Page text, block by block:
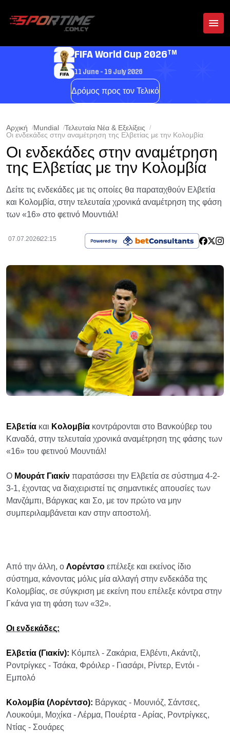
FIFA World Cup 2026TM
11 June - 19 July 2026
Δρόμος προς τον Τελικό
Αρχική Mundial
Τελευταία Νέα & Εξελίξεις
Οι ενδεκάδες στην αναμέτρηση της Ελβετίας με την Κολομβία
Οι ενδεκάδες στην αναμέτρηση
της Ελβετίας με την Κολομβία
Δείτε τις ενδεκάδες με τις οποίες θα παραταχθούν Ελβετία
και Κολομβία, στην τελευταία χρονικά αναμέτρηση της φάση
των «16» στο φετινό Μουντιάλ!
07.07.2026 22:15
Ελβετία και Κολομβία κοντράρονται στο Βανκούβερ του
Καναδά, στην τελευταία χρονικά αναμέτρηση της φάσης των
«16» του φετινού Μουντιάλ!
Ο Μουράτ Γιακίν παρατάσσει την Ελβετία σε σύστημα 4-2-
3-1, έχοντας να διαχειριστεί τις σημαντικές απουσίες των
Μανζάμπι, Βάργκας και Σο, με τον πρώτο να μην
συμπεριλαμβάνεται καν στην αποστολή.
Από την άλλη, ο Λορέντσο επέλεξε και εκείνος ίδιο
σύστημα, κάνοντας μόλις μία αλλαγή στην ενδεκάδα της
Κολομβίας, σε σύγκριση με εκείνη που επέλεξε κόντρα στην
Γκάνα για τη φάση των «32».
Οι ενδεκάδες:
Ελβετία (Γιακίν): Κόμπελ - Ζακάρια, Ελβέντι, Ακάντζι,
Ροντρίγκες - Τσάκα, Φρόιλερ - Γιασάρι, Ρίντερ, Εντόι -
Εμπολό
Κολομβία (Λορέντσο): Βάργκας - Μουνιόζ, Σάντσες,
Λουκούμι, Μοχίκα - Λέρμα, Πουέρτα - Αρίας, Ροντρίγκες,
Ντίας - Σουάρες